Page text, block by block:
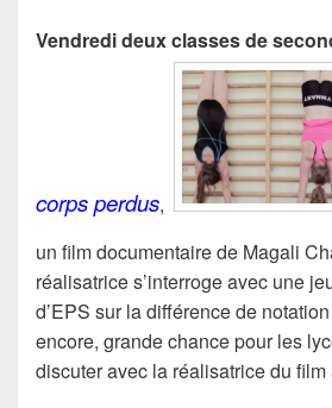
Vendredi deux classes de
corps perdus,
un film documentaire de Magali
réalisatrice s’interroge avec une
d’EPS sur la différence de
encore, grande chance pour les
discuter avec la réalisatrice du